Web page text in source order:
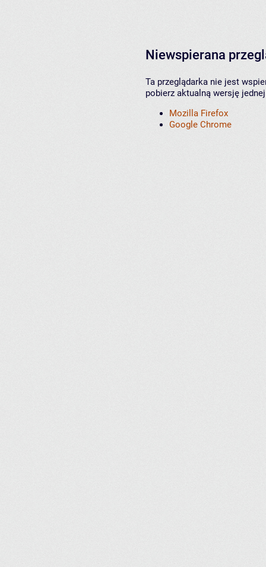
Niewspierana
Ta przeglądarka nie jest
pobierz aktualną wersję
Mozilla Firefox
Google Chrome